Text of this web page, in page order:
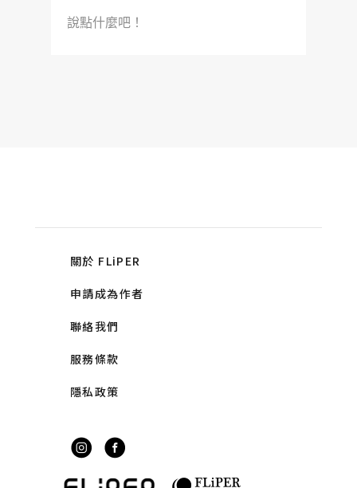
說點什麼吧！
關於 FLiPER
申請成為作者
聯絡我們
服務條款
隱私政策